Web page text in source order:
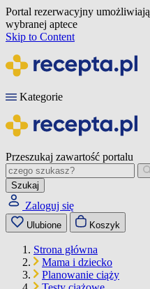
Portal rezerwacyjny
wybranej aptece
Skip to Content
Kategorie
Przeszukaj zawartość portalu
Szukaj
Zaloguj się
Ulubione Koszyk
Strona główna
Mama i dziecko
Planowanie ciąży